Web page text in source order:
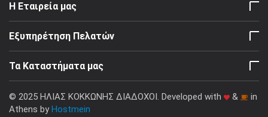
Η Εταιρεία μας
Εξυπηρέτηση Πελατών
Τα Καταστήματα μας
© 2025 ΗΛΙΑΣ ΚΟΚΚΩΝΗΣ ΔΙΑΔΟΧΟΙ. Developed with &
in
Athens by Hostmein